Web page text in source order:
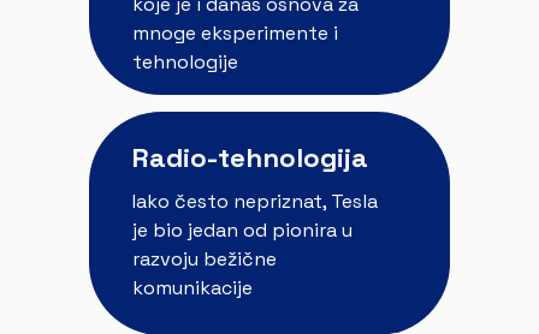
Iako često nepriznat, Tesla
je bio jedan od pionira u
razvoju bežične
komunikacije
Radio-tehnologija
mnoge eksperimente i
tehnologije